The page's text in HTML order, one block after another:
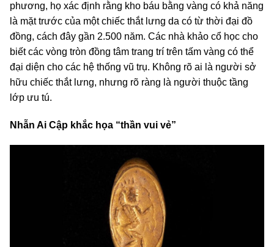
phương, họ xác định rằng kho báu bằng vàng có khả năng
là mặt trước của một chiếc thắt lưng da có từ thời đại đồ
đồng, cách đây gần 2.500 năm. Các nhà khảo cổ học cho
biết các vòng tròn đồng tâm trang trí trên tấm vàng có thể
đại diện cho các hệ thống vũ trụ. Không rõ ai là người sở
hữu chiếc thắt lưng, nhưng rõ ràng là người thuộc tầng
lớp ưu tú.
Nhẫn Ai Cập khắc họa “thần vui vẻ”